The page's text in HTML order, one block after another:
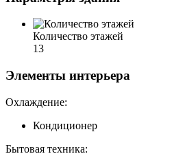
Количество этажей
13
Элементы интерьера
Охлаждение:
Кондиционер
Бытовая техника: